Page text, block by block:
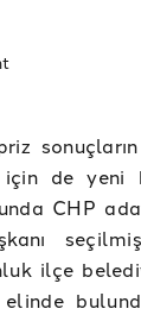
de yeni
CHP
ilçe